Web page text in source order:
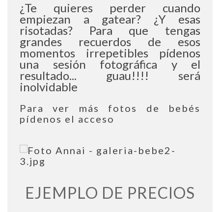
¿Te quieres perder cuando
empiezan a gatear? ¿Y esas
risotadas? Para que tengas
grandes recuerdos de esos
momentos irrepetibles pídenos
una sesión fotográfica y el
resultado... guau!!!! será
inolvidable
Para ver más fotos de bebés
pídenos el acceso
EJEMPLO DE PRECIOS